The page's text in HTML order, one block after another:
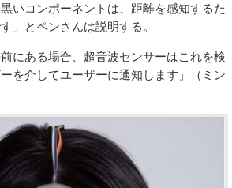
いコンポーネントは、距離を感知するた
」とペンさんは説明する。
前にある場合、超音波センサーはこれを検
を介してユーザーに通知します」（ミン